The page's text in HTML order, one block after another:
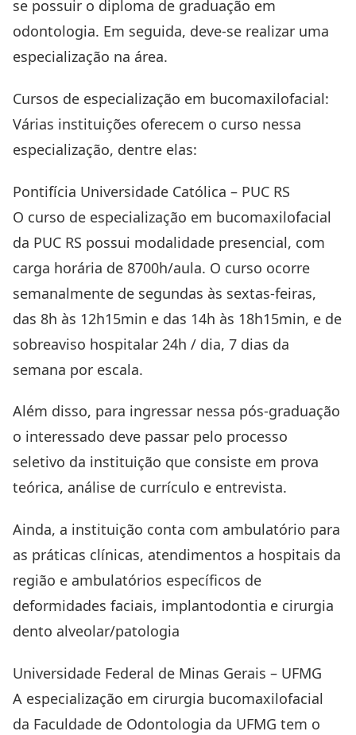
se possuir o diploma de graduação em
odontologia. Em seguida, deve-se realizar uma
especialização na área.
Cursos de especialização em bucomaxilofacial:
Várias instituições oferecem o curso nessa
especialização, dentre elas:
Pontifícia Universidade Católica – PUC RS
O curso de especialização em bucomaxilofacial
da PUC RS possui modalidade presencial, com
carga horária de 8700h/aula. O curso ocorre
semanalmente de segundas às sextas-feiras,
das 8h às 12h15min e das 14h às 18h15min, e de
sobreaviso hospitalar 24h / dia, 7 dias da
semana por escala.
Além disso, para ingressar nessa pós-graduação
o interessado deve passar pelo processo
seletivo da instituição que consiste em prova
teórica, análise de currículo e entrevista.
Ainda, a instituição conta com ambulatório para
as práticas clínicas, atendimentos a hospitais da
região e ambulatórios específicos de
deformidades faciais, implantodontia e cirurgia
dento alveolar/patologia
Universidade Federal de Minas Gerais – UFMG
A especialização em cirurgia bucomaxilofacial
da Faculdade de Odontologia da UFMG tem o